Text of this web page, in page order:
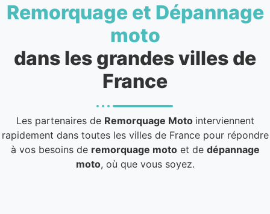
Remorquage et Dépannage
moto
dans les grandes villes de
France
Les partenaires de Remorquage Moto interviennent
rapidement dans toutes les villes de France pour répondre
à vos besoins de remorquage motoet de dépannage
moto, où que vous soyez.